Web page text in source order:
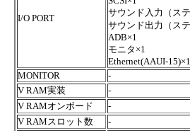
I/O PORT
サウンド入力（ス
サウンド出力（ス
ADB×1
モニタ×1
Ethernet(AAUI-15)×1
MONITOR
-
V RAM実装
-
V RAMオンボード
-
V RAMスロット数
-